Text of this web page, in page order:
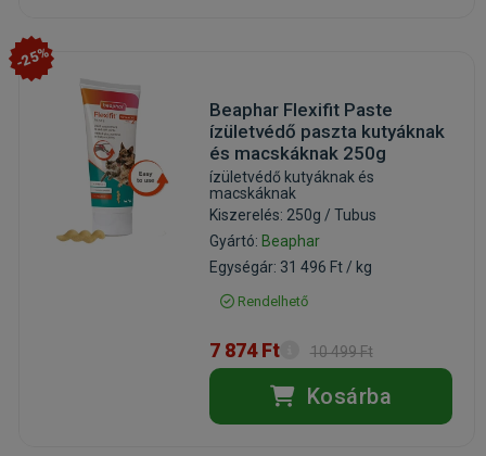
-25%
Beaphar Flexifit Paste
ízületvédő paszta kutyáknak
és macskáknak 250g
ízületvédő kutyáknak és
macskáknak
Kiszerelés: 250g / Tubus
Gyártó: Beaphar
Egységár: 31 496 Ft / kg
Rendelhető
7 874 Ft 10 499 Ft
Kosárba